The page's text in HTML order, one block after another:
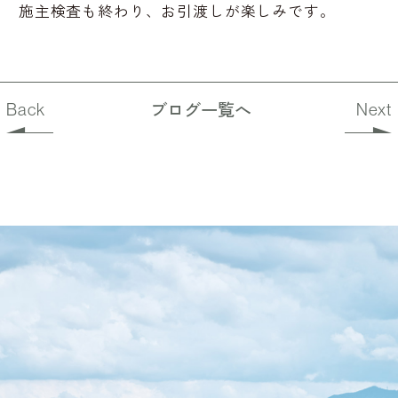
施主検査も終わり、お引渡しが楽しみです。
Back ブログ一覧へ Next